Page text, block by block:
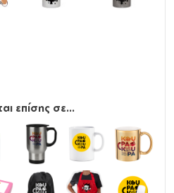
επίσης σε...